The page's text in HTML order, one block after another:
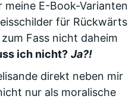
meine E-Book-Varianten
für Rückwärts
Fass nicht daheim
ich nicht? Ja?!
direkt neben mir
nur als moralische